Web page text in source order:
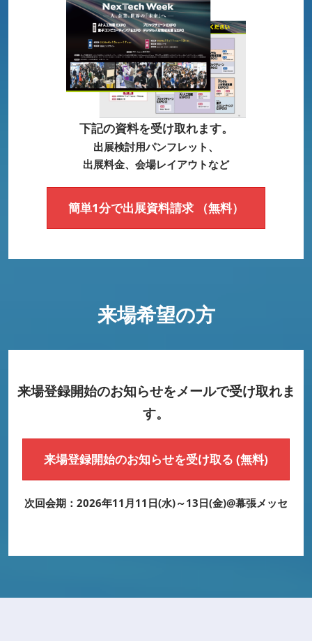
下記の資料を受け取れます。
出展検討用パンフレット、
出展料金、会場レイアウトなど
簡単1分で出展資料請求 （無料）
来場希望の方
来場登録開始のお知らせをメールで受け取れま
す。
来場登録開始のお知らせを受け取る (無料)
次回会期：2026年11月11日(水)～13日(金)@幕張メッセ